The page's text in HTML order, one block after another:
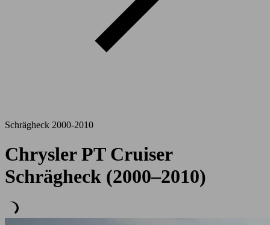
Schrägheck 2000-2010
Chrysler PT Cruiser
Schrägheck (2000–2010)